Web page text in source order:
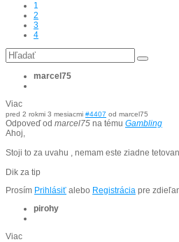
1
2
3
4
marcel75
Viac
pred 2 rokmi 3 mesiacmi #4407 od marcel75
Odpoveď od marcel75 na tému Gambling
Ahoj,
Stoji to za uvahu , nemam este ziadne
Dik za tip
Prosím Prihlásiť alebo Registrácia pre
pirohy
Viac